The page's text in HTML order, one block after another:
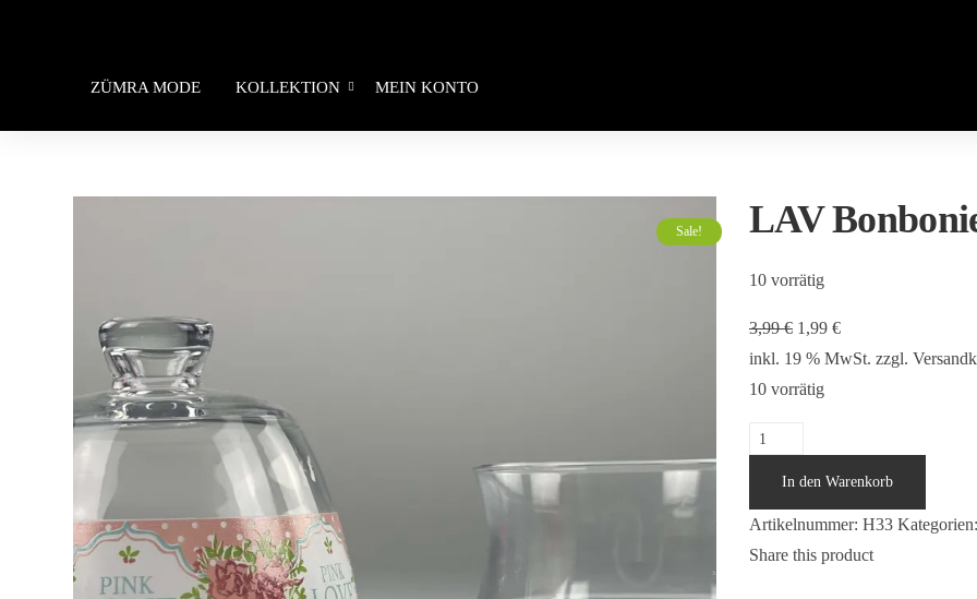
ZÜMRA MODE KOLLEKTION MEIN KONTO
Sale! LAV
10 vorrätig
3,99€ Ursprünglicher
Preis
war:
1,99 €Aktueller
Preis
inkl. 19 % MwSt. zzgl.
10 vorrätig
LAV
Menge
In den Warenkorb
Artikelnummer: H33 Kategorien:
Share this product